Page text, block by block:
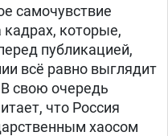
самочувствие
кадрах, которые,
публикацией,
всё равно выглядит
свою очередь
что Россия
хаосом